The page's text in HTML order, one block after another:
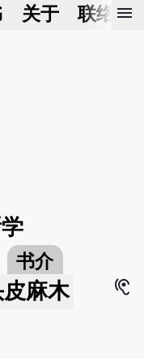
关于 联络我
menu
书介
皮麻木
hearing